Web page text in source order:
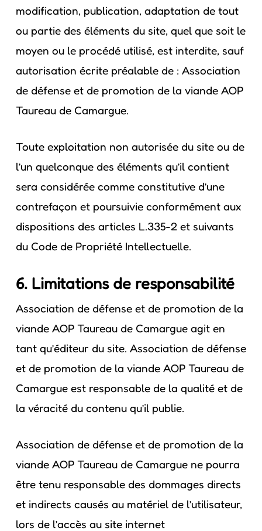
modification, publication, adaptation de tout
ou partie des éléments du site, quel que soit le
moyen ou le procédé utilisé, est interdite, sauf
autorisation écrite préalable de : Association
de défense et de promotion de la viande AOP
Taureau de Camargue.
Toute exploitation non autorisée du site ou de
l’un quelconque des éléments qu’il contient
sera considérée comme constitutive d’une
contrefaçon et poursuivie conformément aux
dispositions des articles L.335-2 et suivants
du Code de Propriété Intellectuelle.
6. Limitations de responsabilité
Association de défense et de promotion de la
viande AOP Taureau de Camargue agit en
tant qu’éditeur du site. Association de défense
et de promotion de la viande AOP Taureau de
Camargue est responsable de la qualité et de
la véracité du contenu qu’il publie.
Association de défense et de promotion de la
viande AOP Taureau de Camargue ne pourra
être tenu responsable des dommages directs
et indirects causés au matériel de l’utilisateur,
lors de l’accès au site internet